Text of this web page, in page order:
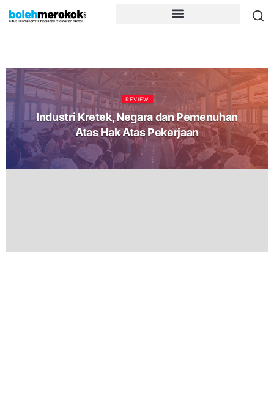
REVIEW
Industri Kretek, Negara dan Pemenuhan
Atas Hak Atas Pekerjaan